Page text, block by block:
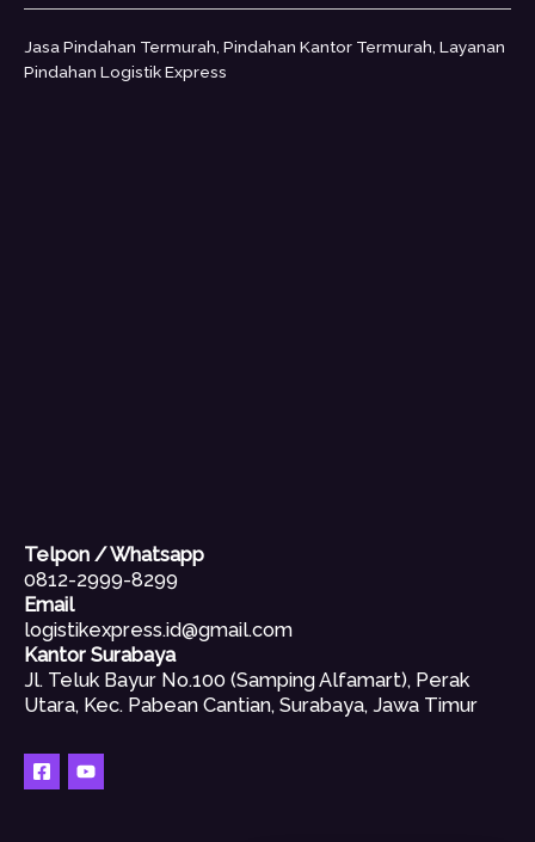
Jasa Pindahan Termurah, Pindahan Kantor Termurah, Layanan
Pindahan Logistik Express
Telpon / Whatsapp
0812-2999-8299
Email
logistikexpress.id@gmail.com
Kantor Surabaya
Jl. Teluk Bayur No.100 (Samping Alfamart), Perak
Utara, Kec. Pabean Cantian, Surabaya, Jawa Timur